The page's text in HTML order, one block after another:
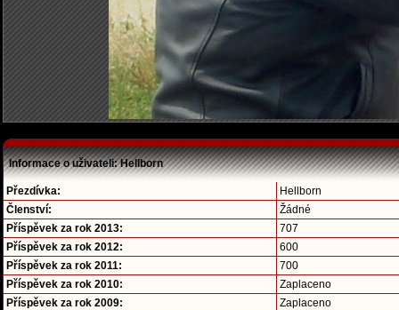
Informace o uživateli: Hellborn
Přezdívka:
Hellborn
Členství:
Žádné
Příspěvek za rok 2013:
707
Příspěvek za rok 2012:
600
Příspěvek za rok 2011:
700
Příspěvek za rok 2010:
Zaplaceno
Příspěvek za rok 2009:
Zaplaceno